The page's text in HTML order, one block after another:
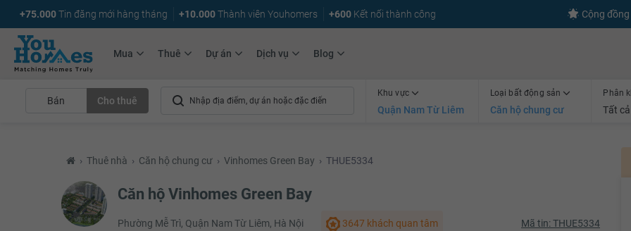
+75.000Tin đăng mới hàng tháng +10.000Thành viên Youhomers +600 Kết nối thành công Cộng
Mua Thuê Dự án Dịch vụ Blog
Bán Cho thuê
Khu vực
Quận Nam Từ Liêm
Loại bất động sản
Căn hộ chung cư
Phân
Tất cả
› Thuê nhà › Căn hộ chung cư › Vinhomes Green Bay › THUE5334
Căn hộ Vinhomes Green Bay
Phường Mễ Trì, Quận Nam Từ Liêm, Hà Nội 3647 khách quan tâm Mã tin: THUE5334